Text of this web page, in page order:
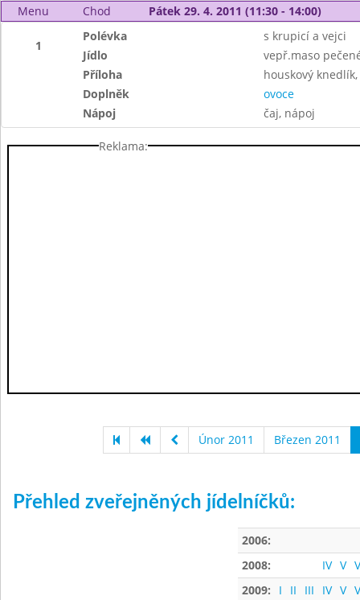
Menu Chod Pátek 29. 4. 2011 (11:30 - 14:00)
1
Polévka
s krupicí a vejci
Jídlo
vepř.maso
Příloha
houskový
Doplněk
ovoce
Nápoj
čaj, nápoj
Reklama:
Únor 2011 Březen 2011
Přehled zveřejněných jídelníčků:
2006:
2008:
IV V
2009:
I II III IV V